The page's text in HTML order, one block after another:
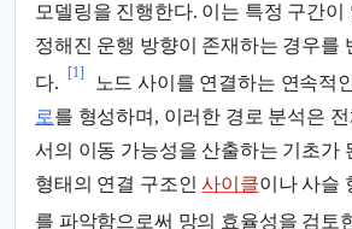
모델링을 진행한다. 이는 특정 구간
정해진 운행 방향이 존재하는 경우를
다.
[1]
노드 사이를 연결하는 연속적
로를 형성하며, 이러한 경로 분석은
서의 이동 가능성을 산출하는 기초가
형태의 연결 구조인사이클이나 사슬
를 파악함으로써 망의 효율성을 검토